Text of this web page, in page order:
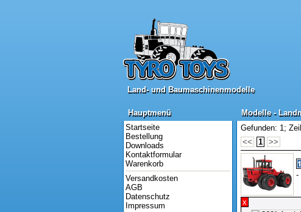
Land- und Baumaschinenmodelle
Land- und Baumaschinenmodelle
Hauptmenü
Hauptmenü
Startseite
Bestellung
Downloads
Kontaktformular
Warenkorb
Versandkosten
AGB
Datenschutz
Impressum
Modelle -
Modelle -
Gefunden: 1;
<<
1 >>
x
-
<<